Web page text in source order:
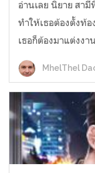
อ่านเลย นิยาย สามี
ทำให้เธอต้องตั้งท้
เธอก็ต้องมาแต่งงา
MhelThel